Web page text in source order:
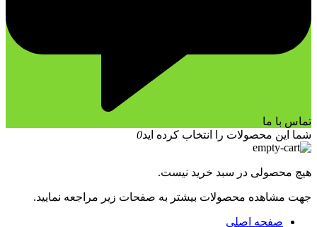
تماس با ما
شما این محصولات را انتخاب کرده اید0
هیچ محصولی در سبد خرید نیست.
جهت مشاهده محصولات بیشتر به صفحات زیر مراجعه نمایید.
صفحه اصلی